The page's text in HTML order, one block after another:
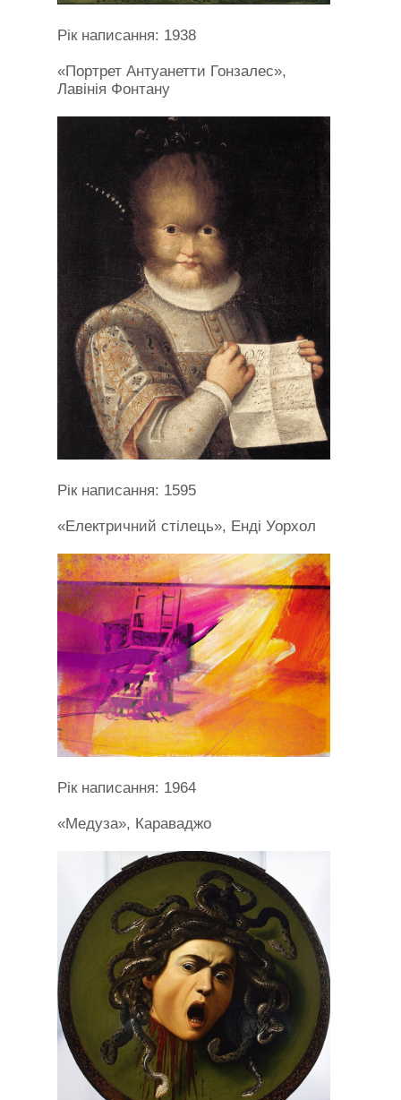
Рік написання: 1938
«Портрет Антуанетти Гонзалес»,
Лавінія Фонтану
Рік написання: 1595
«Електричний стілець», Енді Уорхол
Рік написання: 1964
«Медуза», Караваджо